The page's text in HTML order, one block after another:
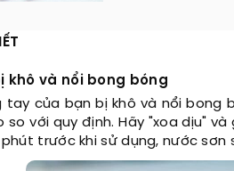
khô và nổi bong bóng
tay của bạn bị khô và nổi
so với quy định. Hãy "xoa dịu"
trước khi sử dụng, nước sơn